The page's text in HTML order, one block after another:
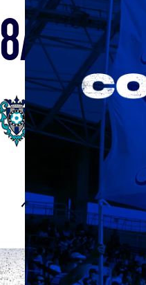
8/15Sat. 19:00
VS
ベスト電器スタジアム